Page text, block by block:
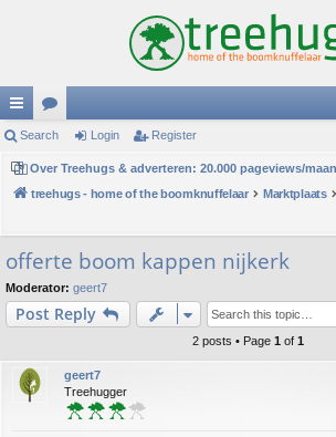
ui
ck
lin
ks
or
u
m
s
Search Login Register
Over Treehugs & adverteren: 20.000 pageviews/
treehugs - home of the boomknuffelaar
Marktplaats
offerte boom kappen nijkerk
Moderator: geert7
Post Reply
2 posts • Page 1 of 1
geert7
Treehugger